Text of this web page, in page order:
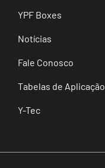
YPF Boxes
Notícias
Fale Conosco
Tabelas de Aplicação
Y-Tec